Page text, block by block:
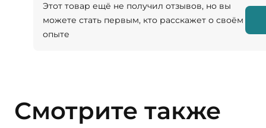
Этот товар ещё не получил отзывов, но вы
можете стать первым, кто расскажет о своём
опыте
Смотрите также